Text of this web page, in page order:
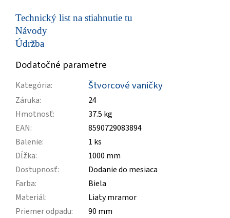
Technický list na stiahnutie tu
Návody
Údržba
Dodatočné parametre
Kategória: Štvorcové vaničky
Záruka:
24
Hmotnosť:
37.5 kg
EAN:
8590729083894
Balenie:
1 ks
Dĺžka:
1000 mm
Dostupnosť:
Dodanie do mesiaca
Farba:
Biela
Materiál:
Liaty mramor
Priemer odpadu:
90 mm